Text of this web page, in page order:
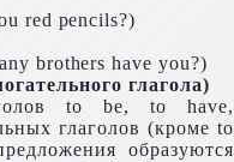
red pencils?)
broth­ers have you?)
глагола)
to be, to have,
глаголов (кроме to
образуются